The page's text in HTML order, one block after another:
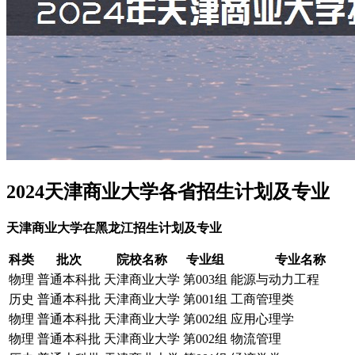
2024天津商业大学各省招生计划及专业
天津商业大学在黑龙江招生计划及专业
科类 批次 院校名称 专业组
专业名称
物理 普通本科批 天津商业大学 第003组 能源与动力工程
历史 普通本科批 天津商业大学 第001组 工商管理类
物理 普通本科批 天津商业大学 第002组 应用心理学
物理 普通本科批 天津商业大学 第002组 物流管理